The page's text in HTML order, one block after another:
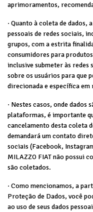
aprimoramentos,
· Quanto à coleta de dados,
pessoais de redes sociais,
grupos, com a estrita
consumidores para
inclusive submeter às redes
sobre os usuários para que
direcionada e específica em
· Nestes casos, onde dados
plataformas, é importante
cancelamento desta coleta
demandará um contato
sociais (Facebook,
MILAZZO FIAT não possui
são coletados.
· Como mencionamos, a
Proteção de Dados, você
ao uso de seus dados